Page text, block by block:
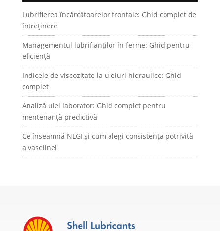
Lubrifierea încărcătoarelor frontale: Ghid complet de
întreținere
Managementul lubrifianților în ferme: Ghid pentru
eficiență
Indicele de viscozitate la uleiuri hidraulice: Ghid
complet
Analiză ulei laborator: Ghid complet pentru
mentenanță predictivă
Ce înseamnă NLGI și cum alegi consistența potrivită
a vaselinei